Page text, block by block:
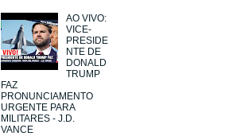
AO VIVO:
VICE-
PRESIDE
NTE DE
DONALD
TRUMP
FAZ
PRONUNCIAMENTO
URGENTE PARA
MILITARES - J.D.
VANCE